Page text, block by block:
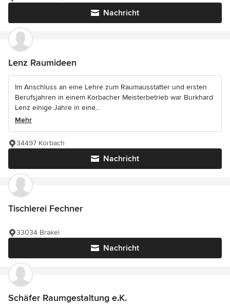
Nachricht
Lenz Raumideen
Im Anschluss an eine Lehre zum Raumausstatter und ersten
Berufsjahren in einem Korbacher Meisterbetrieb war Burkhard
Lenz einige Jahre in eine...
Mehr
Nachricht
34497 Korbach
Tischlerei Fechner
Nachricht
33034 Brakel
Schäfer Raumgestaltung e.K.